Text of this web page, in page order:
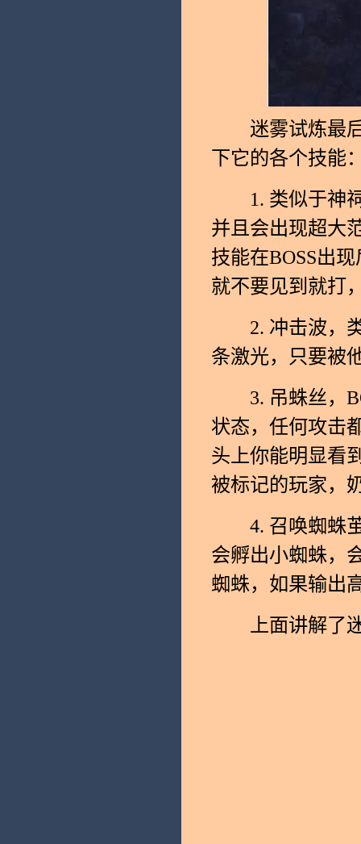
迷雾试炼最后
下它的各个技能
1. 类似于神祠
并且会出现超大
技能在BOSS出
就不要见到就打
2. 冲击波，类
条激光，只要被
3. 吊蛛丝，
状态，任何攻击
头上你能明显看
被标记的玩家，
4. 召唤蜘蛛茧
会孵出小蜘蛛，
蜘蛛，如果输出
上面讲解了迷